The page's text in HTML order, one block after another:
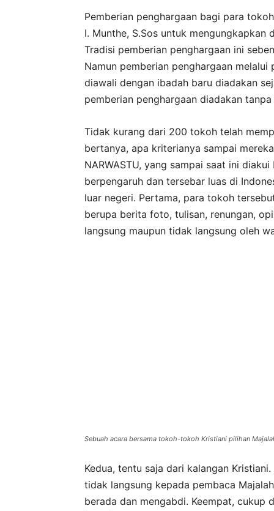
Pemberian penghargaan bagi para
I. Munthe, S.Sos untuk mengungkapkan
Tradisi pemberian penghargaan ini
Namun pemberian penghargaan
diawali dengan ibadah baru diadakan
pemberian penghargaan diadakan tanpa
Tidak kurang dari 200 tokoh telah
bertanya, apa kriterianya sampai
NARWASTU, yang sampai saat ini
berpengaruh dan tersebar luas di
luar negeri. Pertama, para tokoh
berupa berita foto, tulisan, renungan,
langsung maupun tidak langsung oleh
Sebuah acara bersama tokoh-tokoh Kristiani pilihan
Kedua, tentu saja dari kalangan
tidak langsung kepada pembaca
berada dan mengabdi. Keempat, cukup